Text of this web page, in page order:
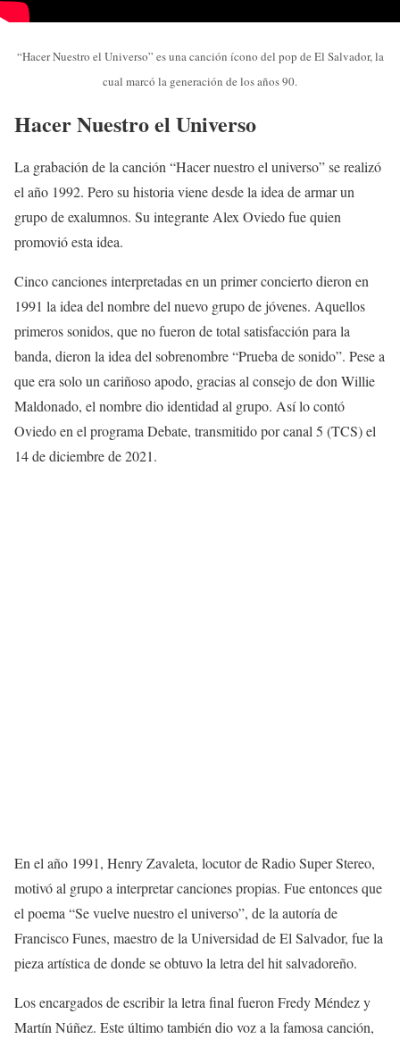
“Hacer Nuestro el Universo” es una canción ícono del pop de El Salvador, la
cual marcó la generación de los años 90.
Hacer Nuestro el Universo
La grabación de la canción “Hacer nuestro el universo” se realizó
el año 1992. Pero su historia viene desde la idea de armar un
grupo de exalumnos. Su integrante Alex Oviedo fue quien
promovió esta idea.
Cinco canciones interpretadas en un primer concierto dieron en
1991 la idea del nombre del nuevo grupo de jóvenes. Aquellos
primeros sonidos, que no fueron de total satisfacción para la
banda, dieron la idea del sobrenombre “Prueba de sonido”. Pese a
que era solo un cariñoso apodo, gracias al consejo de don Willie
Maldonado, el nombre dio identidad al grupo. Así lo contó
Oviedo en el programa Debate, transmitido por canal 5 (TCS) el
14 de diciembre de 2021.
En el año 1991, Henry Zavaleta, locutor de Radio Super Stereo,
motivó al grupo a interpretar canciones propias. Fue entonces que
el poema “Se vuelve nuestro el universo”, de la autoría de
Francisco Funes, maestro de la Universidad de El Salvador, fue la
pieza artística de donde se obtuvo la letra del hit salvadoreño.
Los encargados de escribir la letra final fueron Fredy Méndez y
Martín Núñez. Este último también dio voz a la famosa canción,